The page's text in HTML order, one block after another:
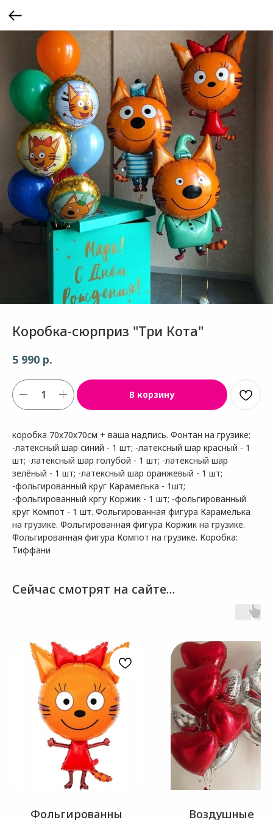
Коробка-сюрприз "Три Кота"
5 990 р.
В корзину
коробка 70х70х70см + ваша надпись. Фонтан на грузике:
-латексный шар синий - 1 шт; -латексный шар красный - 1
шт; -латексный шар голубой - 1 шт; -латексный шар
зелёный - 1 шт; -латексный шар оранжевый - 1 шт;
-фольгированный круг Карамелька - 1шт;
-фольгированный кргу Коржик - 1 шт; -фольгированный
круг Компот - 1 шт. Фольгированная фигура Карамелька
на грузике. Фольгированная фигура Коржик на грузике.
Фольгированная фигура Компот на грузике. Коробка:
Тиффани
Сейчас смотрят на сайте...
Фольгированны Воздушные